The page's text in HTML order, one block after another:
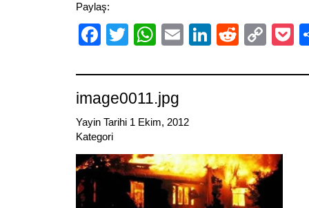
Paylaş:
Facebook
TwitterWhatsApp
EmailLinkedIn
Reddit
image0011.jpg
Yayin Tarihi 1 Ekim, 2012
Kategori